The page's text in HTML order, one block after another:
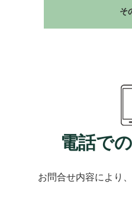
そ
電話で
お問合せ内容により